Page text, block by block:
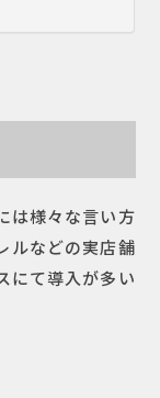
は様々な言い方
ルなどの実店舗
にて導入が多い